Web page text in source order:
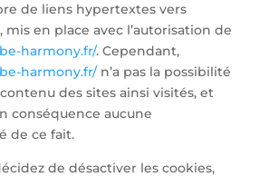
de liens hypertextes vers
mis en place avec l’autorisation de
harmony.fr/. Cependant,
harmony.fr/n’a pas la possibilité
des sites ainsi visités, et
conséquence aucune
de ce fait.
de désactiver les cookies,